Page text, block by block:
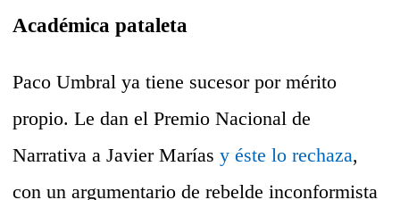
Académica pataleta
Paco Umbral ya tiene sucesor por mérito
propio. Le dan el Premio Nacional de
Narrativa a Javier Marías y éste lo rechaza,
con un argumentario de rebelde inconformista